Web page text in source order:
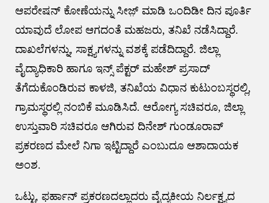
ಆಪರೇಷನ್ ಕೋಣೆಯನ್ನು ಸೀಜ಼್ ಮಾಡಿ ಒಂದಿಡೀ ದಿನ ಪೂರ್ತಿ
ಯಾವುದೆ ಲೋಪ ಆಗದಂತೆ ಮಹಜರು, ತನಿಖೆ ನಡೆಸಿದ್ದಾರೆ.
ದಾಖಲೆಗಳನ್ನು, ಸಾಕ್ಷ್ಯಗಳನ್ನು ವಶಕ್ಕೆ ಪಡೆದಿದ್ದಾರೆ. ಜಿಲ್ಲಾ
ವೈದ್ಯಾಧಿಕಾರಿ ಹಾಗೂ ಇನ್ಸ್ ಪೆಕ್ಟರ್ ಮಹೇಶ್ ಪ್ರಸಾದ್
ತೆಗೆದುಕೊಂಡಿರುವ ಕಾಳಜಿ, ತನಿಖೆಯ ವಿಧಾನ ಕುಟುಂಬಸ್ಥರಲ್ಲಿ,
ಗ್ರಾಮಸ್ಥರಲ್ಲಿ ನಂಬಿಕೆ ಮೂಡಿಸಿದೆ. ಆರೋಗ್ಯ ಸಚಿವರೂ, ಜಿಲ್ಲಾ
ಉಸ್ತುವಾರಿ ಸಚಿವರೂ ಆಗಿರುವ ದಿನೇಶ್ ಗುಂಡೂರಾವ್
ಪ್ರಕರಣದ ಮೇಲೆ ನಿಗಾ ಇಟ್ಟಿದ್ದಾರೆ ಎಂಬುದೂ ಆಶಾದಾಯಕ
ಅಂಶ‌.
ಒಟ್ಟು, ಫರ್ಹಾನ್ ಪ್ರಕರಣದಲ್ಲಾದರು ವೈದ್ಯಕೀಯ ನಿರ್ಲಕ್ಷ್ಯದ